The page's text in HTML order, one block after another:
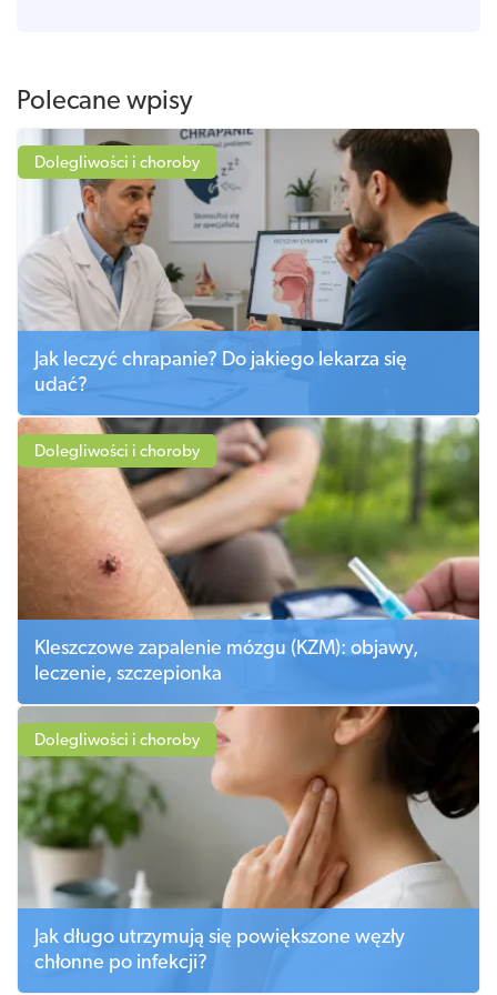
Polecane wpisy
Dolegliwości i choroby
Jak leczyć chrapanie? Do jakiego lekarza się
udać?
Dolegliwości i choroby
Kleszczowe zapalenie mózgu (KZM): objawy,
leczenie, szczepionka
Dolegliwości i choroby
Jak długo utrzymują się powiększone węzły
chłonne po infekcji?